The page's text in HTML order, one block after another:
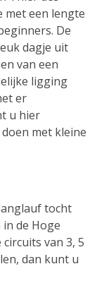
met een lengte
De
dagje uit
van een
ligging
er
u hier
met kleine
tocht
de Hoge
van 3, 5
dan kunt u